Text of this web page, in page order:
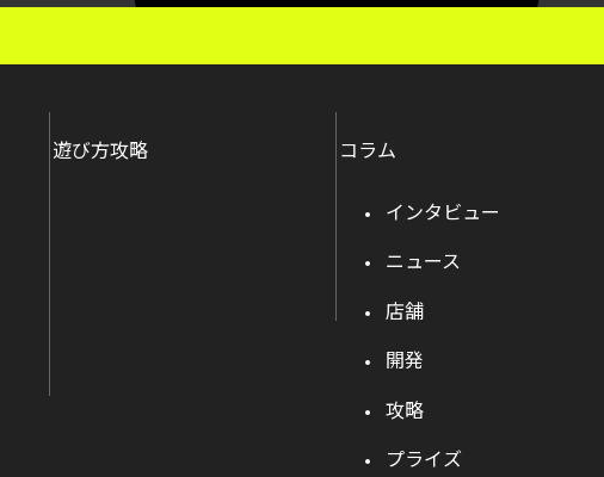
遊び方攻略 コラム
インタビュー
ニュース
店舗
開発
攻略
プライズ